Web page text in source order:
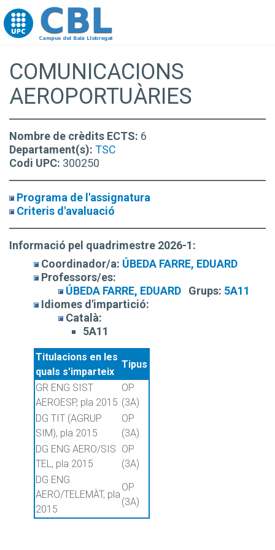
Go to upc.edu
COMUNICACIONS
AEROPORTUÀRIES
Nombre de crèdits ECTS: 6
Departament(s): TSC
Codi UPC: 300250
Programa de l'assignatura
Criteris d'avaluació
Informació pel quadrimestre 2026-1:
Coordinador/a: ÚBEDA FARRE, EDUARD
Professors/es:
ÚBEDA FARRE, EDUARD
Grups: 5A11
Idiomes d'impartició:
Català:
5A11
Titulacions en les
quals s'imparteix
Tipus
GR ENG SIST
AEROESP, pla 2015
OP
(3A)
DG TIT (AGRUP
SIM), pla 2015
OP
(3A)
DG ENG AERO/SIS
TEL, pla 2015
OP
(3A)
DG ENG
AERO/TELEMÀT, pla
2015
OP
(3A)